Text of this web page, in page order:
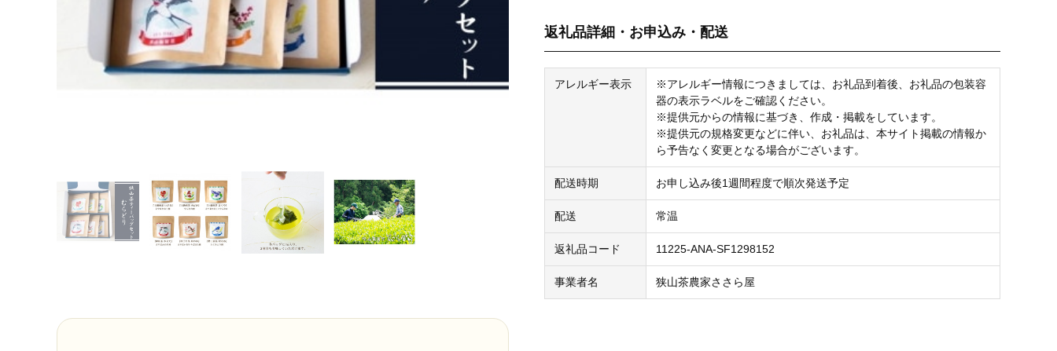
返礼品詳細・お申込み・配送
アレルギー表示
※アレルギー情報につきましては、お礼品到着後、お礼品の包装容
器の表示ラベルをご確認ください。
※提供元からの情報に基づき、作成・掲載をしています。
※提供元の規格変更などに伴い、お礼品は、本サイト掲載の情報か
ら予告なく変更となる場合がございます。
配送時期 お申し込み後1週間程度で順次発送予定
配送 常温
返礼品コード 11225-ANA-SF1298152
事業者名 狭山茶農家ささら屋